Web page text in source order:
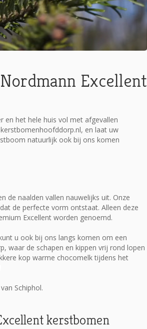
Excellent
het hele huis vol met afgevallen
en laat uw
natuurlijk ook bij ons komen
de naalden vallen nauwelijks uit. Onze
de perfecte vorm ontstaat. Alleen deze
Excellent worden genoemd.
u ook bij ons langs komen om een
waar de schapen en kippen vrij rond lopen
kop warme chocomelk tijdens het
Schiphol.
kerstbomen